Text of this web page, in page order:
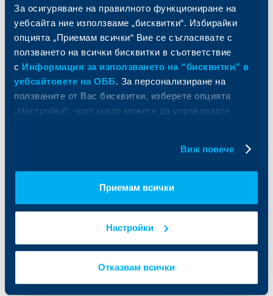
За осигуряване на правилното функциониране на
уебсайта ние използваме „бисквитки“. Избирайки
опцията „Приемам всички“ Вие се съгласявате с
ползването на всички бисквитки в съответствие
с Информация за използването на “бисквитки” в
уебсайтовете на ОББ. За персонализиране на
ползваните от Вас бисквитки, изберете опцията
„Настройки“, чрез която можете да управлявате
Виж повече
Приемам всички
Настройки
Отказвам всички
Актуализация на клиентски данни
Кредити за собственици на фирми
Финансови институции и суверени
За ОББ
Кои сме ние
За KBC Груп
За акционери
Тарифи и общи условия
Кариери
Контакти
Групата на KBC
ДЗИ
ОББ Интерлийз
ОББ Пенсионно осигуряване
Продажба на имоти
Бисквитки
Защита на личните данни
API портал за разработчици
Свържете се с нас